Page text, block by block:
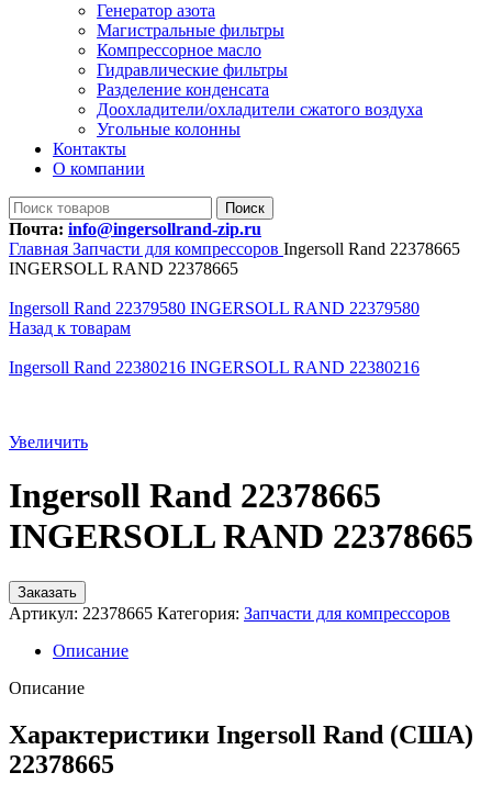
Генератор азота
Магистральные фильтры
Компрессорное масло
Гидравлические фильтры
Разделение конденсата
Доохладители/охладители сжатого воздуха
Угольные колонны
Контакты
О компании
Поиск
Почта: info@ingersollrand-zip.ru
Главная Запчасти для компрессоров Ingersoll Rand 22378665
INGERSOLL RAND 22378665
Ingersoll Rand 22379580 INGERSOLL RAND 22379580
Назад к товарам
Ingersoll Rand 22380216 INGERSOLL RAND 22380216
Увеличить
Ingersoll Rand 22378665
INGERSOLL RAND 22378665
Заказать
Артикул: 22378665 Категория: Запчасти для компрессоров
Описание
Описание
Характеристики Ingersoll Rand (США)
22378665